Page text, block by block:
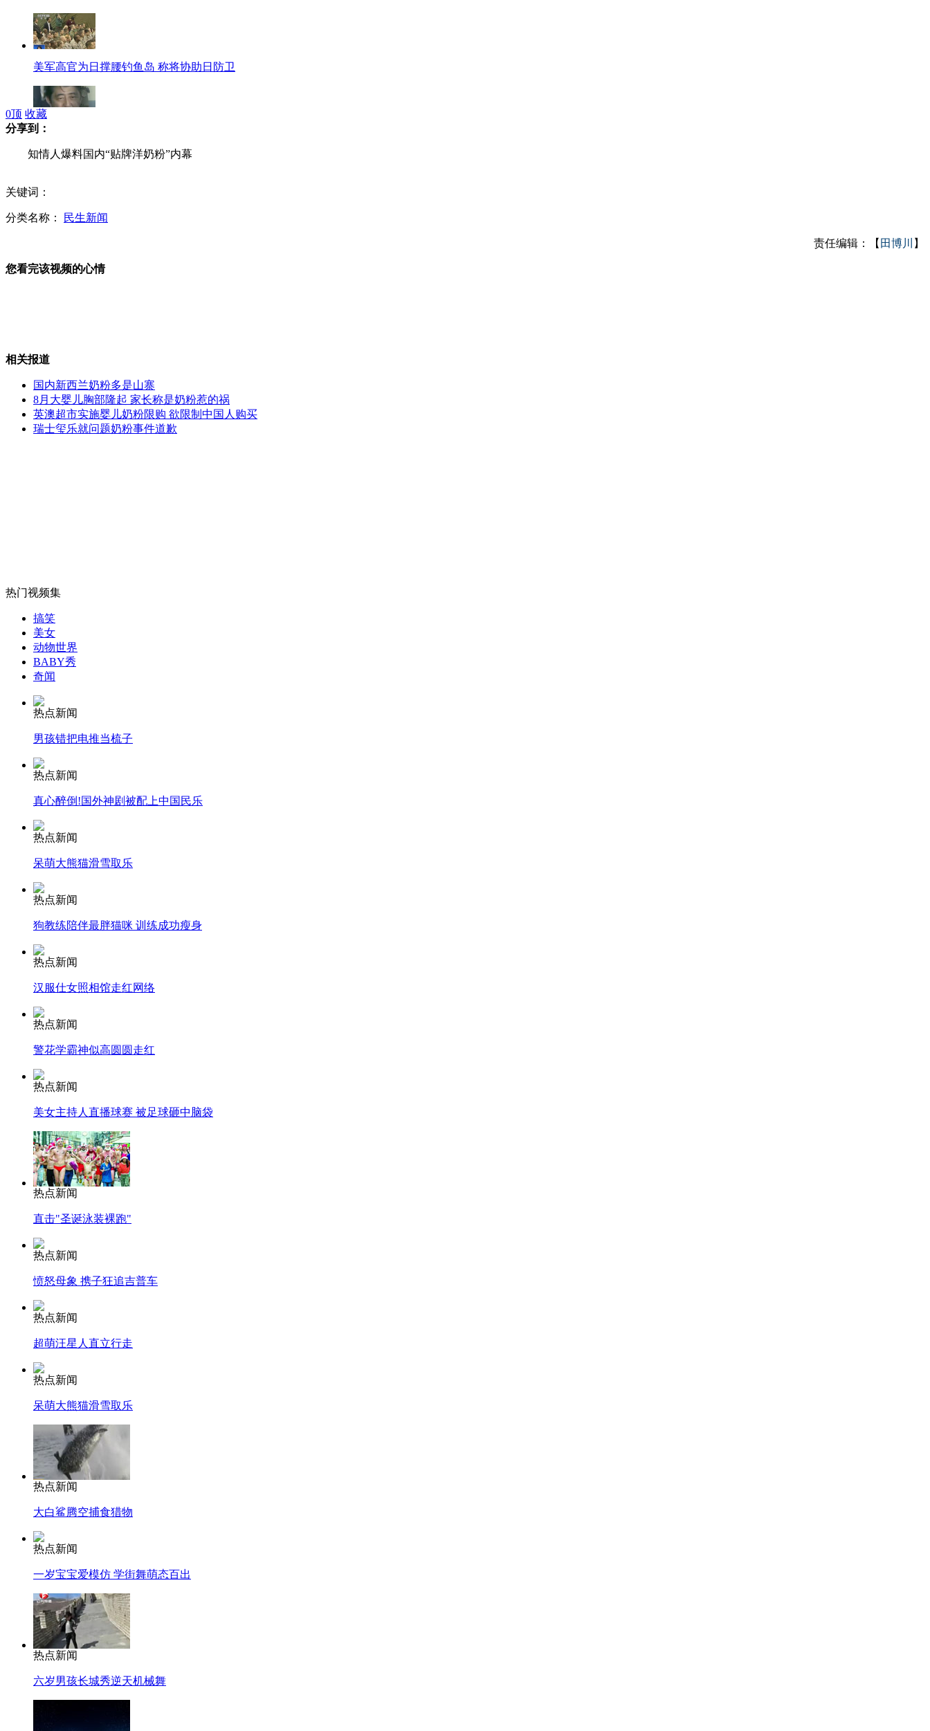
美军高官为日撑腰钓鱼岛 称将协助日防卫
禄丰森林火灾过火面积超2000亩 为村民烧草所致
90后网传"成都9.2级地震"谣言 为提高点击率
西沙游轮首航100个名额爆满 对肥胖者有限制
无痛分娩是否安全 医生回应
外交部：反对强权政治霸凌主义
外交部：有关国家言论片面不公正
走！跟着总书记去植树
纽约上演“枕头大战”
0顶 收藏
分享到：
知情人爆料国内“贴牌洋奶粉”内幕
关键词：
分类名称： 民生新闻
责任编辑：【 田博川 】
您看完该视频的心情
相关报道
国内新西兰奶粉多是山寨
8月大婴儿胸部隆起 家长称是奶粉惹的祸
英澳超市实施婴儿奶粉限购 欲限制中国人购买
瑞士玺乐就问题奶粉事件道歉
热门视频集
搞笑
美女
动物世界
BABY秀
奇闻
热点新闻
男孩错把电推当梳子
热点新闻
真心醉倒!国外神剧被配上中国民乐
热点新闻
呆萌大熊猫滑雪取乐
热点新闻
狗教练陪伴最胖猫咪 训练成功瘦身
热点新闻
汉服仕女照相馆走红网络
热点新闻
警花学霸神似高圆圆走红
热点新闻
美女主持人直播球赛 被足球砸中脑袋
热点新闻
直击"圣诞泳装裸跑"
热点新闻
愤怒母象 携子狂追吉普车
热点新闻
超萌汪星人直立行走
热点新闻
呆萌大熊猫滑雪取乐
热点新闻
大白鲨腾空捕食猎物
热点新闻
一岁宝宝爱模仿 学街舞萌态百出
热点新闻
六岁男孩长城秀逆天机械舞